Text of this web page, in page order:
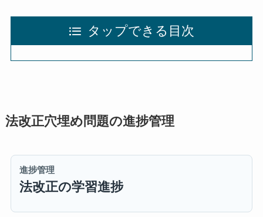
タップできる目次
法改正穴埋め問題の進捗管理
進捗管理
法改正の学習進捗